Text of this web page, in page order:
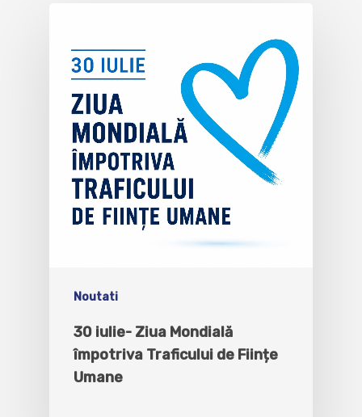
Noutati
30 iulie- Ziua Mondială
împotriva Traficului de Ființe
Umane